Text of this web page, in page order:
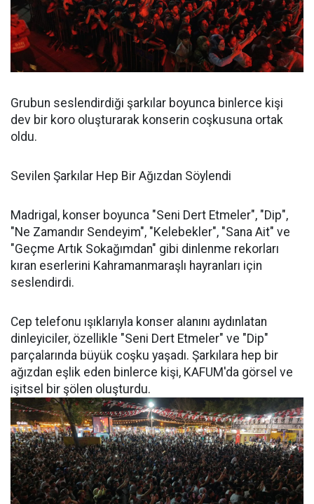
Grubun seslendirdiği şarkılar boyunca binlerce kişi
dev bir koro oluşturarak konserin coşkusuna ortak
oldu.
Sevilen Şarkılar Hep Bir Ağızdan Söylendi
Madrigal, konser boyunca "Seni Dert Etmeler", "Dip",
"Ne Zamandır Sendeyim", "Kelebekler", "Sana Ait" ve
"Geçme Artık Sokağımdan" gibi dinlenme rekorları
kıran eserlerini Kahramanmaraşlı hayranları için
seslendirdi.
Cep telefonu ışıklarıyla konser alanını aydınlatan
dinleyiciler, özellikle "Seni Dert Etmeler" ve "Dip"
parçalarında büyük coşku yaşadı. Şarkılara hep bir
ağızdan eşlik eden binlerce kişi, KAFUM'da görsel ve
işitsel bir şölen oluşturdu.